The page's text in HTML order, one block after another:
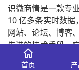
识微商情是一款专
10 亿多条实时数据
网站、论坛、博客
先进的技术手段，
关的各种信息，包
首页